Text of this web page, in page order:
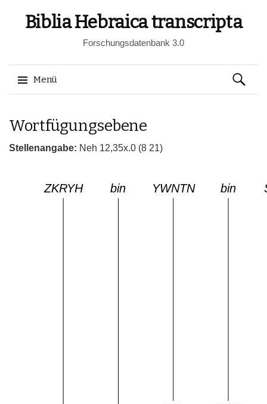
Biblia Hebraica transcripta
Forschungsdatenbank 3.0
Menü
zum
Suchen
nach:
Wortfügungsebene
Stellenangabe: Neh 12,35x.0 (8 21)